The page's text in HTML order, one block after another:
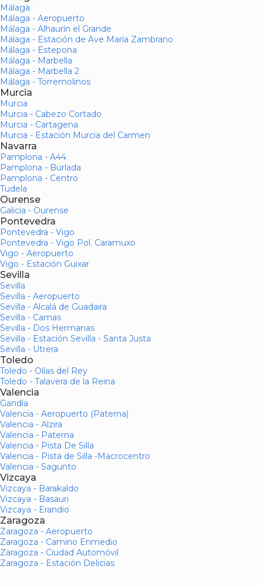
Málaga
Málaga - Aeropuerto
Málaga - Alhaurín el Grande
Málaga - Estación de Ave María Zambrano
Málaga - Estepona
Málaga - Marbella
Málaga - Marbella 2
Málaga - Torremolinos
Murcia
Murcia
Murcia - Cabezo Cortado
Murcia - Cartagena
Murcia - Estación Murcia del Carmen
Navarra
Pamplona - A44
Pamplona - Burlada
Pamplona - Centro
Tudela
Ourense
Galicia - Ourense
Pontevedra
Pontevedra - Vigo
Pontevedra - Vigo Pol. Caramuxo
Vigo - Aeropuerto
Vigo - Estación Guixar
Sevilla
Sevilla
Sevilla - Aeropuerto
Sevilla - Alcalá de Guadaira
Sevilla - Camas
Sevilla - Dos Hermanas
Sevilla - Estación Sevilla - Santa Justa
Sevilla - Utrera
Toledo
Toledo - Olías del Rey
Toledo - Talavera de la Reina
Valencia
Gandía
Valencia - Aeropuerto (Paterna)
Valencia - Alzira
Valencia - Paterna
Valencia - Pista De Silla
Valencia - Pista de Silla -Macrocentro
Valencia - Sagunto
Vizcaya
Vizcaya - Barakaldo
Vizcaya - Basauri
Vizcaya - Erandio
Zaragoza
Zaragoza - Aeropuerto
Zaragoza - Camino Enmedio
Zaragoza - Ciudad Automóvil
Zaragoza - Estación Delicias